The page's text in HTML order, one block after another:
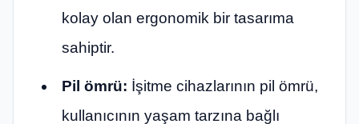
kolay olan ergonomik bir tasarıma
sahiptir.
Pil ömrü: İşitme cihazlarının pil ömrü,
kullanıcının yaşam tarzına bağlı